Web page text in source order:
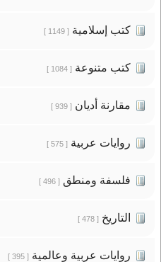
كتب إسلامية[ 1149 ]
كتب متنوعة[ 1084 ]
مقارنة أديان[ 939 ]
روايات عربية[ 575 ]
فلسفة ومنطق[ 496 ]
التاريخ[ 478 ]
روايات عربية وعالمية[ 395 ]